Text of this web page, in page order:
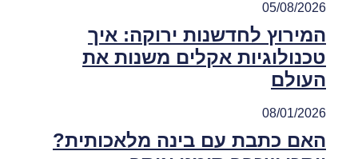
05/08/2026
המירוץ לחדשנות ירוקה: איך
טכנולוגיות אקלים משנות את
העולם
08/01/2026
האם כתבת עם בינה מלאכותית?